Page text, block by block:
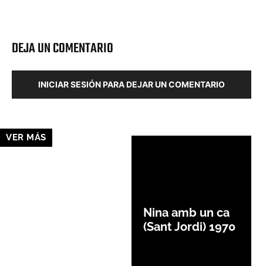
DEJA UN COMENTARIO
INICIAR SESIÓN PARA DEJAR UN COMENTARIO
VER MÁS
Nina amb un ca
(Sant Jordi) 1970